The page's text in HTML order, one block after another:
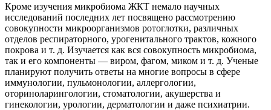
Кроме изучения микробиома ЖКТ немало научных
исследований последних лет посвящено рассмотрению
совокупности микроорганизмов ротоглотки, различных
отделов респираторного, урогенитального трактов, кожного
покрова и т. д. Изучается как вся совокупность микробиома,
так и его компоненты — виром, фагом, миком и т. д. Ученые
планируют получить ответы на многие вопросы в сфере
иммунологии, пульмонологии, аллергологии,
оториноларингологии, стоматологии, акушерства и
гинекологии, урологии, дерматологии и даже психиатрии.